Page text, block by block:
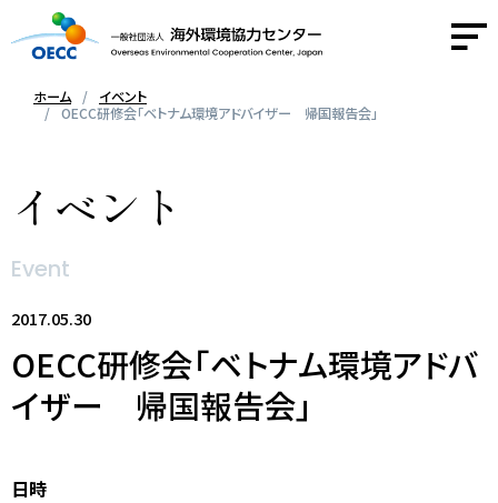
採用情報
ホーム
イベント
OECC研修会「ベトナム環境アドバイザー 帰国報告会」
イベント
Event
2017.05.30
OECC研修会「ベトナム環境アドバ
イザー 帰国報告会」
日時